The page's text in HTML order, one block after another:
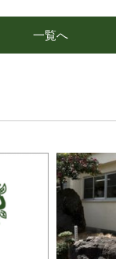
一覧へ